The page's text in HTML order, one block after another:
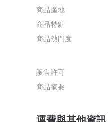
商品產地
商品特點
商品熱門度
販售許可
商品摘要